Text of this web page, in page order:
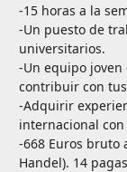
-15 horas a la
-Un puesto de
universitarios.
-Un equipo
contribuir con
-Adquirir
internacional
-668 Euros bruto
Handel). 14